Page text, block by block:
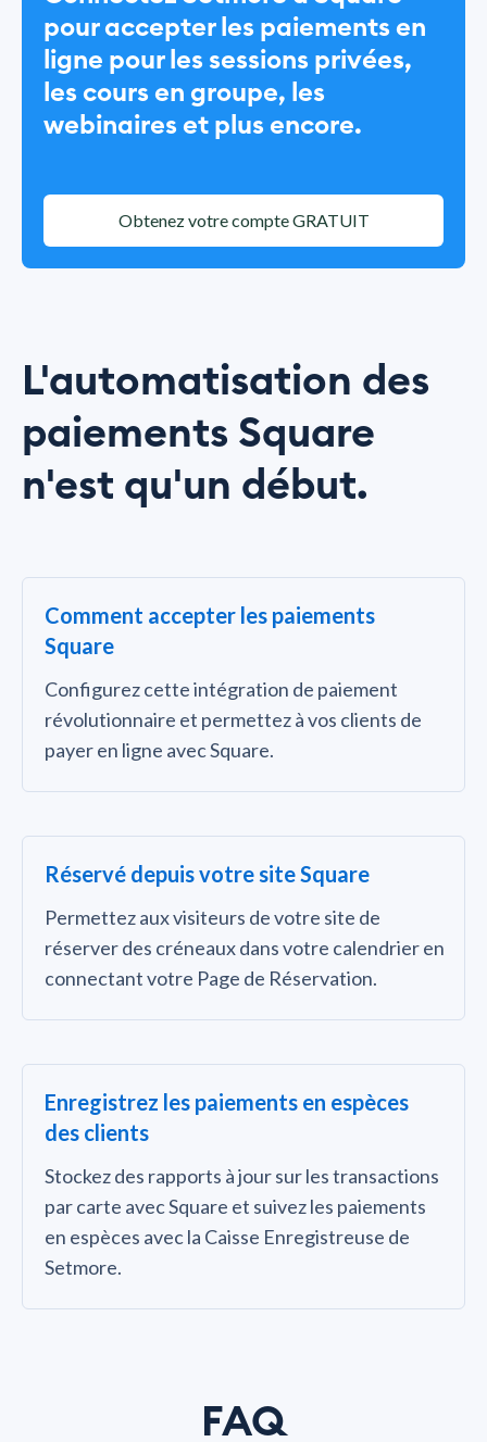
pour accepter les paiements en
ligne pour les sessions privées,
les cours en groupe, les
webinaires et plus encore.
Obtenez votre compte GRATUIT
L'automatisation des
paiements Square
n'est qu'un début.
Comment accepter les paiements
Square
Configurez cette intégration de paiement
révolutionnaire et permettez à vos clients de
payer en ligne avec Square.
Réservé depuis votre site Square
Permettez aux visiteurs de votre site de
réserver des créneaux dans votre calendrier en
connectant votre Page de Réservation.
Enregistrez les paiements en espèces
des clients
Stockez des rapports à jour sur les transactions
par carte avec Square et suivez les paiements
en espèces avec la Caisse Enregistreuse de
Setmore.
FAQ